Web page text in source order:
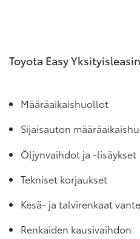
Toyota Easy
Määräaikaishuollot
Sijaisauton
Öljynvaihdot ja -lisäykset
Tekniset korjaukset
Kesä- ja talvirenkaat
Renkaiden kausivaihdon